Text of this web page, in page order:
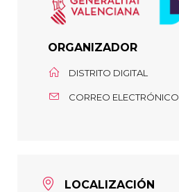
ORGANIZADOR
DISTRITO DIGITAL
CORREO ELECTRÓNICO
LOCALIZACIÓN